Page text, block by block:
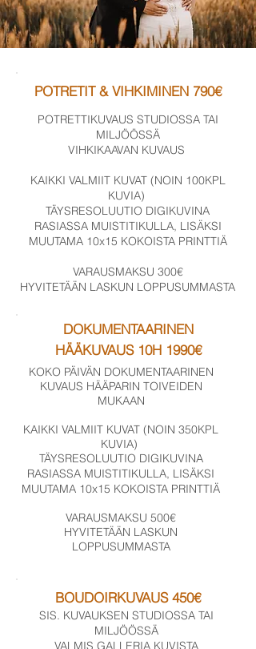
POTRETIT & VIHKIMINEN 790€
POTRETTIKUVAUS STUDIOSSA TAI
MILJÖÖSSÄ
VIHKIKAAVAN KUVAUS
KAIKKI VALMIIT KUVAT (NOIN 100KPL
KUVIA)
TÄYSRESOLUUTIO DIGIKUVINA
RASIASSA MUISTITIKULLA, LISÄKSI
MUUTAMA 10x15 KOKOISTA PRINTTIÄ
VARAUSMAKSU 300€
HYVITETÄÄN LASKUN LOPPUSUMMASTA
DOKUMENTAARINEN
HÄÄKUVAUS 10H 1990€
KOKO PÄIVÄN DOKUMENTAARINEN
KUVAUS HÄÄPARIN TOIVEIDEN
MUKAAN
KAIKKI VALMIIT KUVAT (NOIN 350KPL
KUVIA)
TÄYSRESOLUUTIO DIGIKUVINA
RASIASSA MUISTITIKULLA, LISÄKSI
MUUTAMA 10x15 KOKOISTA PRINTTIÄ
VARAUSMAKSU 500€
HYVITETÄÄN LASKUN
LOPPUSUMMASTA
BOUDOIRKUVAUS 450€
SIS. KUVAUKSEN STUDIOSSA TAI
MILJÖÖSSÄ
VALMIS GALLERIA KUVISTA